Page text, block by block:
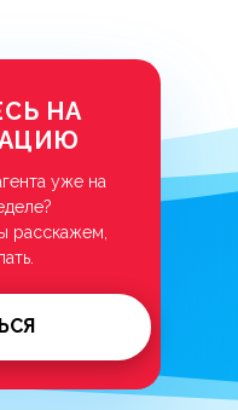
НА
уже на
расскажем,